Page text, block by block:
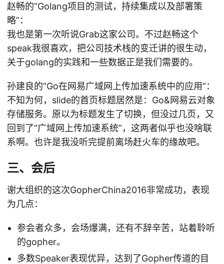
赵畅的“Golang项目的测试，持续集成以及部署策
略”：
我也是第一次听说Grab这家公司。不过赵畅这个
speak我很喜欢，把公司技术栈的变迁讲的很生动，
关于golang的实践和一些数据正是我们需要的。
孙建良的“Go在网易广域网上传加速系统中的应用”：
不知为何，slide的首页标题居然是：Go&网易云对象
存储服务。原以为标题发生了切换，但没过几页，又
回到了“广域网上传加速系统”，这两者似乎也没啥联
系啊。也许是我没听完提前离场赶火车的缘故吧。
三、会后
谢大组织的这次GopherChina2016非常成功，表现
为几点：
参会者众多，会场爆满，还有不辞辛苦，站着聆听
的gopher。
多数Speaker表现优异，达到了Gopher传道的目